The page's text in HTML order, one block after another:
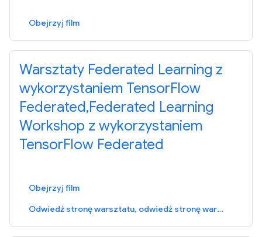
Obejrzyj film
Warsztaty Federated Learning z
wykorzystaniem TensorFlow
Federated,Federated Learning
Workshop z wykorzystaniem
TensorFlow Federated
Obejrzyj film
Odwiedź stronę warsztatu, odwiedź stronę warsztatu